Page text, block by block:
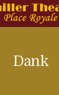
Dank